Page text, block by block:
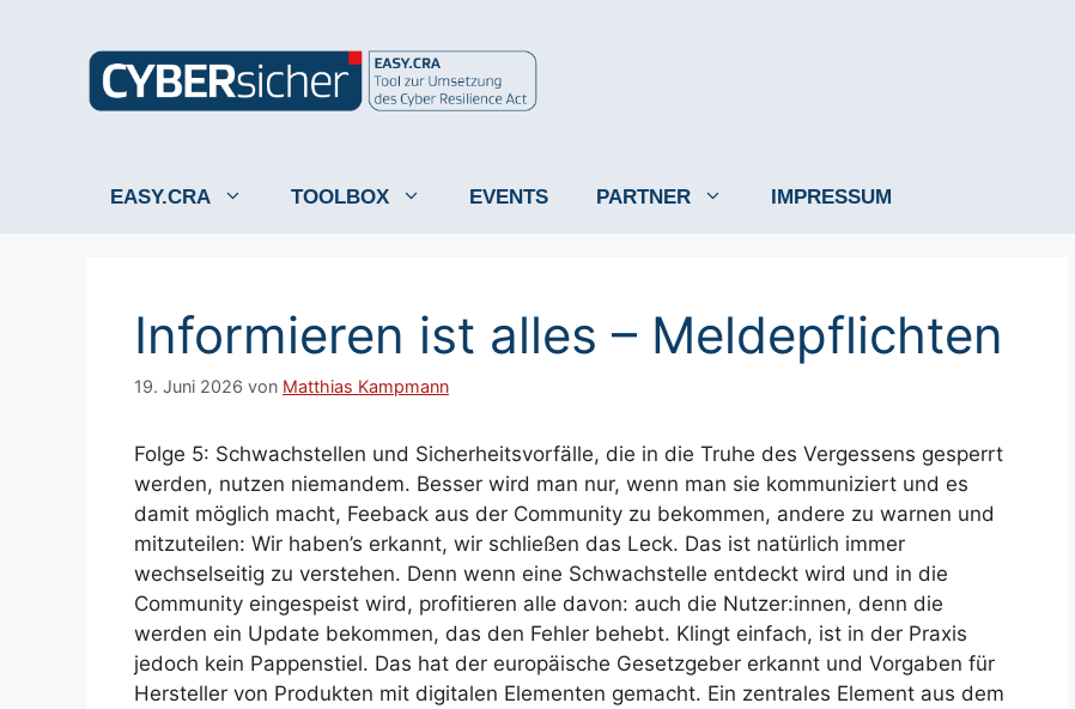
EASY.CRA TOOLBOX EVENTS PARTNER IMPRESSUM
Informieren ist alles – Meldepflichten
19. Juni 2026 von Matthias Kampmann
Folge 5: Schwachstellen und Sicherheitsvorfälle, die in die Truhe des Vergessens gesperrt
werden, nutzen niemandem. Besser wird man nur, wenn man sie kommuniziert und es
damit möglich macht, Feeback aus der Community zu bekommen, andere zu warnen und
mitzuteilen: Wir haben’s erkannt, wir schließen das Leck. Das ist natürlich immer
wechselseitig zu verstehen. Denn wenn eine Schwachstelle entdeckt wird und in die
Community eingespeist wird, profitieren alle davon: auch die Nutzer:innen, denn die
werden ein Update bekommen, das den Fehler behebt. Klingt einfach, ist in der Praxis
jedoch kein Pappenstiel. Das hat der europäische Gesetzgeber erkannt und Vorgaben für
Hersteller von Produkten mit digitalen Elementen gemacht. Ein zentrales Element aus dem